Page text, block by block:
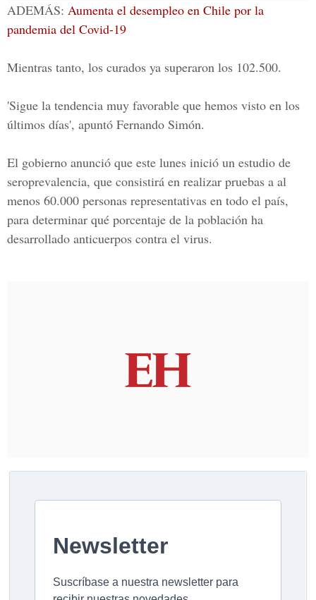
ADEMÁS: Aumenta el desempleo en Chile por la
pandemia del Covid-19
Mientras tanto, los curados ya superaron los 102.500.
'Sigue la tendencia muy favorable que hemos visto en los
últimos días', apuntó Fernando Simón.
El gobierno anunció que este lunes inició un estudio de
seroprevalencia, que consistirá en realizar pruebas a al
menos 60.000 personas representativas en todo el país,
para determinar qué porcentaje de la población ha
desarrollado anticuerpos contra el virus.